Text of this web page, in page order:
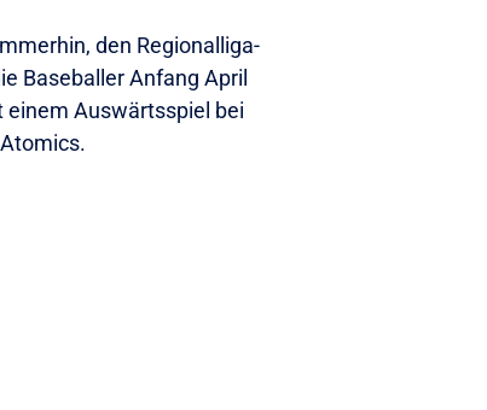
den Regionalliga-
Baseballer Anfang April
einem Auswärtsspiel bei